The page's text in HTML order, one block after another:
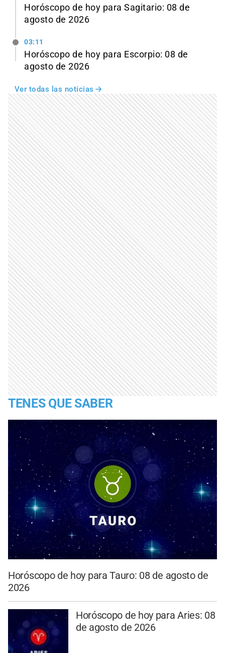
Horóscopo de hoy para Sagitario: 08 de
agosto de 2026
03:11
Horóscopo de hoy para Escorpio: 08 de
agosto de 2026
Ver todas las noticias
TENES QUE SABER
Horóscopo de hoy para Tauro: 08 de agosto de
2026
Horóscopo de hoy para Aries: 08
de agosto de 2026